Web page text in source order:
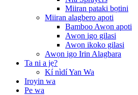
Miiran pataki bọtini
Miiran alagbero apoti
Bamboo Awọn apoti
Awọn igo gilasi
Awọn ikoko gilasi
Awọn igo Irin Alagbara
Ta ni a jẹ?
Kí nìdí Yan Wa
Iroyin wa
Pe wa